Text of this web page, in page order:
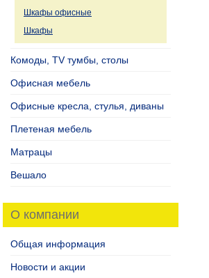
Шкафы офисные
Шкафы
Комоды, TV тумбы, столы
Офисная мебель
Офисные кресла, стулья, диваны
Плетеная мебель
Матрацы
Вешало
О компании
Общая информация
Новости и акции